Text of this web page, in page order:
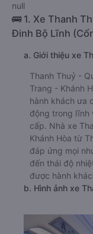
null
🚌 1. Xe Thanh
Đinh Bộ Lĩnh
a. Giới thiệu xe
Thanh Thuỷ -
Trang - Khánh
hành khách ưa
động trong lĩnh
cấp. Nhà xe
Khánh Hòa từ
đáp ứng mọi
đến thái độ
được hành
b. Hình ảnh xe